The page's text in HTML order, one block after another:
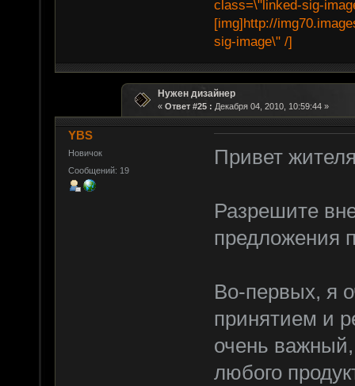
class=\"linked-sig-
[img]http://
sig-image\" /]
Нужен дизайнер
« Ответ #25 : Декабря 04, 2010, 10:59:44 »
YBS
Новичок
Сообщений: 19
Привет
Разрешите
предложения
Во-первых, я
принятием и
очень
любого